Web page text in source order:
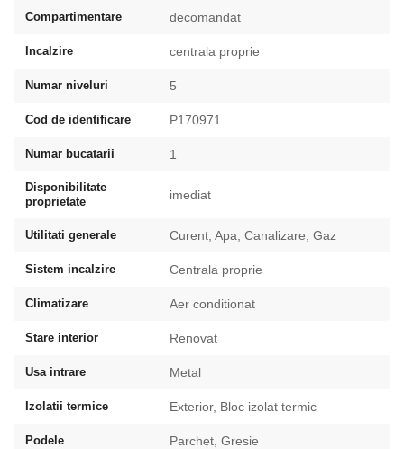
Compartimentare decomandat
Incalzire centrala proprie
Numar niveluri 5
Cod de identificare P170971
Numar bucatarii 1
Disponibilitate
proprietate
imediat
Utilitati generale Curent, Apa, Canalizare, Gaz
Sistem incalzire Centrala proprie
Climatizare Aer conditionat
Stare interior Renovat
Usa intrare Metal
Izolatii termice Exterior, Bloc izolat termic
Podele Parchet, Gresie